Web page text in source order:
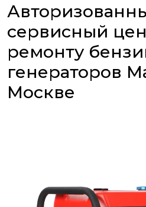
сервисный
ремонту
генераторов
Москве